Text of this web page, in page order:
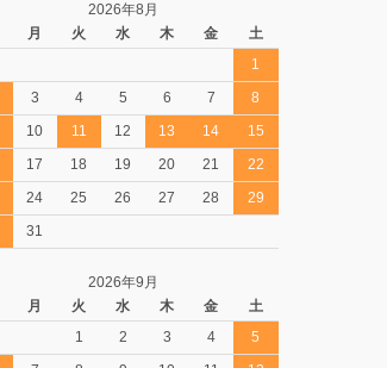
2026年8月
月 火 水 木 金
土
1
3 4 5 6 7
8
10 11 12 13 14
15
17 18 19 20 21
22
24 25 26 27 28
29
31
2026年9月
月 火 水 木 金
土
1
2 3 4
5